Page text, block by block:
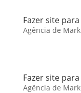
Fazer site
Agência de
Fazer site
Agência de